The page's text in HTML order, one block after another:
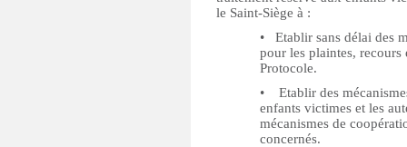
le Saint-Siège à :
• ‪Etablir sans délai des
pour les plaintes, recours
Protocole.
• ‪ Etablir des
enfants victimes et les
mécanismes de
concernés.